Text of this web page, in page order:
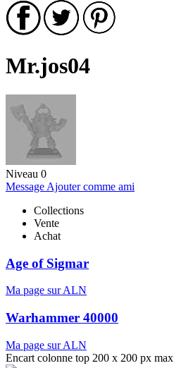
Mr.jos04
Niveau 0
Message Ajouter comme ami
Collections
Vente
Achat
Age of Sigmar
Ma page sur ALN
Warhammer 40000
Ma page sur ALN
Encart colonne top 200 x 200 px max